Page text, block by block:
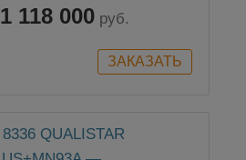
1 118 000 руб.